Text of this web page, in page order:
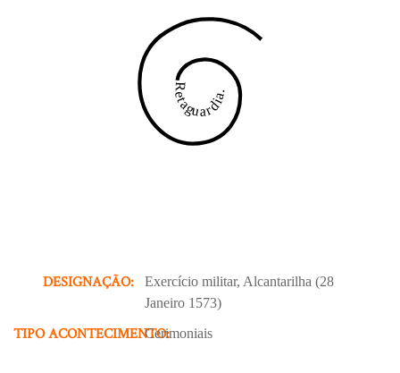
DESIGNAÇÃO:
Exercício militar, Alcantarilha (28
Janeiro 1573)
TIPO ACONTECIMENTO:Cerimoniais